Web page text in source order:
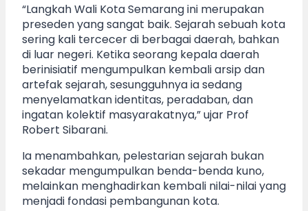
“Langkah Wali Kota Semarang ini merupakan
preseden yang sangat baik. Sejarah sebuah kota
sering kali tercecer di berbagai daerah, bahkan
di luar negeri. Ketika seorang kepala daerah
berinisiatif mengumpulkan kembali arsip dan
artefak sejarah, sesungguhnya ia sedang
menyelamatkan identitas, peradaban, dan
ingatan kolektif masyarakatnya,” ujar Prof
Robert Sibarani.
Ia menambahkan, pelestarian sejarah bukan
sekadar mengumpulkan benda-benda kuno,
melainkan menghadirkan kembali nilai-nilai yang
menjadi fondasi pembangunan kota.